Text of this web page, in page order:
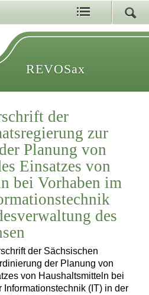
REVOSax
der
zur
Planung von
Einsatzes von
bei Vorhaben im
des
der Sächsischen
der Planung von
von Haushaltsmitteln bei
(IT) in der